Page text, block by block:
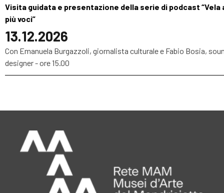
Visita guidata e presentazione della serie di podcast “Vela
più voci”
13.12.2026
Con Emanuela Burgazzoli, giornalista culturale e Fabio Bosia,
designer - ore 15.00